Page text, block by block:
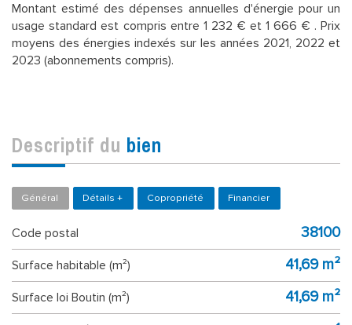
Montant estimé des dépenses annuelles d'énergie pour un
usage standard est compris entre 1 232 € et 1 666 € . Prix
moyens des énergies indexés sur les années 2021, 2022 et
2023 (abonnements compris).
descriptif du bien
Général Détails + Copropriété Financier
Code postal 38100
Surface habitable (m²) 41,69 m²
Surface loi Boutin (m²) 41,69 m²